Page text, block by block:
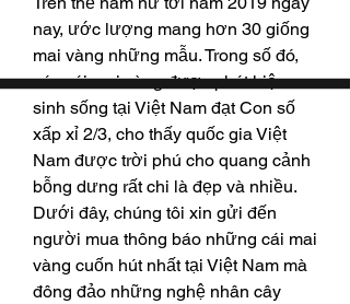
nay, ước lượng mang hơn 30 giống
mai vàng những mẫu. Trong số đó,
các cái mai vàng được phát hiện
sinh sống tại Việt Nam đạt Con số
xấp xỉ 2/3, cho thấy quốc gia Việt
Nam được trời phú cho quang cảnh
bỗng dưng rất chi là đẹp và nhiều.
Dưới đây, chúng tôi xin gửi đến
người mua thông báo những cái mai
vàng cuốn hút nhất tại Việt Nam mà
đông đảo những nghệ nhân cây